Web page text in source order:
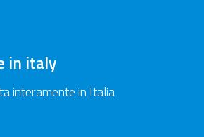
in italy
interamente in Italia